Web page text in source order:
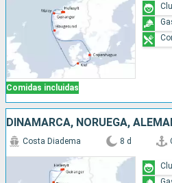
Comidas incluidas
DINAMARCA, NORUEGA,
Costa Diadema 8 d